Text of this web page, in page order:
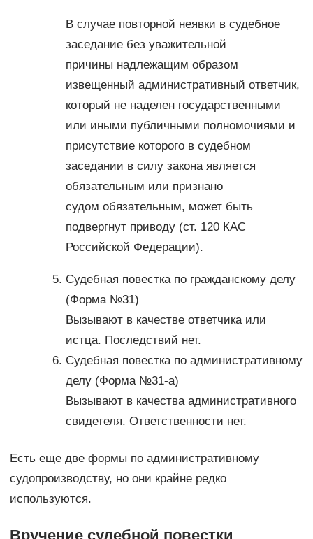
В случае повторной неявки в судебное
заседание без уважительной
причины надлежащим образом
извещенный административный ответчик,
который не наделен государственными
или иными публичными полномочиями и
присутствие которого в судебном
заседании в силу закона является
обязательным или признано
судом обязательным, может быть
подвергнут приводу (ст. 120 КАС
Российской Федерации).
Судебная повестка по гражданскому делу
(Форма №31)
Вызывают в качестве ответчика или
истца. Последствий нет.
Судебная повестка по административному
делу (Форма №31-а)
Вызывают в качества административного
свидетеля. Ответственности нет.
Есть еще две формы по административному
судопроизводству, но они крайне редко
используются.
Вручение судебной повестки